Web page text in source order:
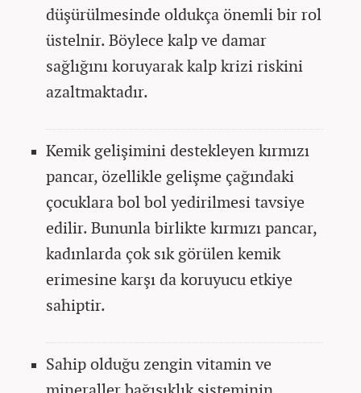
düşürülmesinde oldukça önemli bir rol
üstelnir. Böylece kalp ve damar
sağlığını koruyarak kalp krizi riskini
azaltmaktadır.
Kemik gelişimini destekleyen kırmızı
pancar, özellikle gelişme çağındaki
çocuklara bol bol yedirilmesi tavsiye
edilir. Bununla birlikte kırmızı pancar,
kadınlarda çok sık görülen kemik
erimesine karşı da koruyucu etkiye
sahiptir.
Sahip olduğu zengin vitamin ve